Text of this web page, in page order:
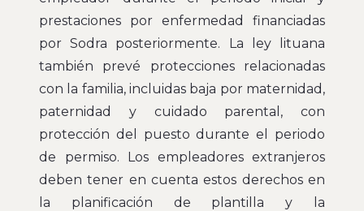
prestaciones por enfermedad financiadas
por Sodra posteriormente. La ley lituana
también prevé protecciones relacionadas
con la familia, incluidas baja por maternidad,
paternidad y cuidado parental, con
protección del puesto durante el periodo
de permiso. Los empleadores extranjeros
deben tener en cuenta estos derechos en
la planificación de plantilla y la